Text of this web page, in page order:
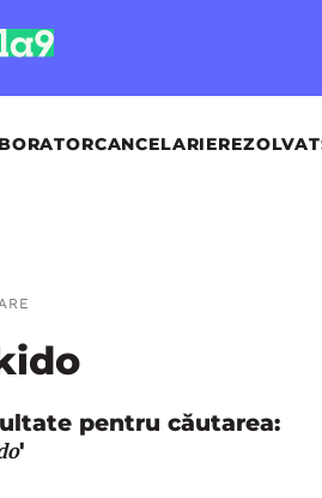
CANCELARIEREZOLVAT
pentru căutarea:
'